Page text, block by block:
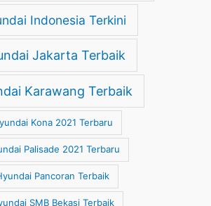
Indonesia Terkini
Jakarta Terbaik
Karawang Terbaik
Kona 2021 Terbaru
Palisade 2021 Terbaru
Pancoran Terbaik
SMB Bekasi Terbaik